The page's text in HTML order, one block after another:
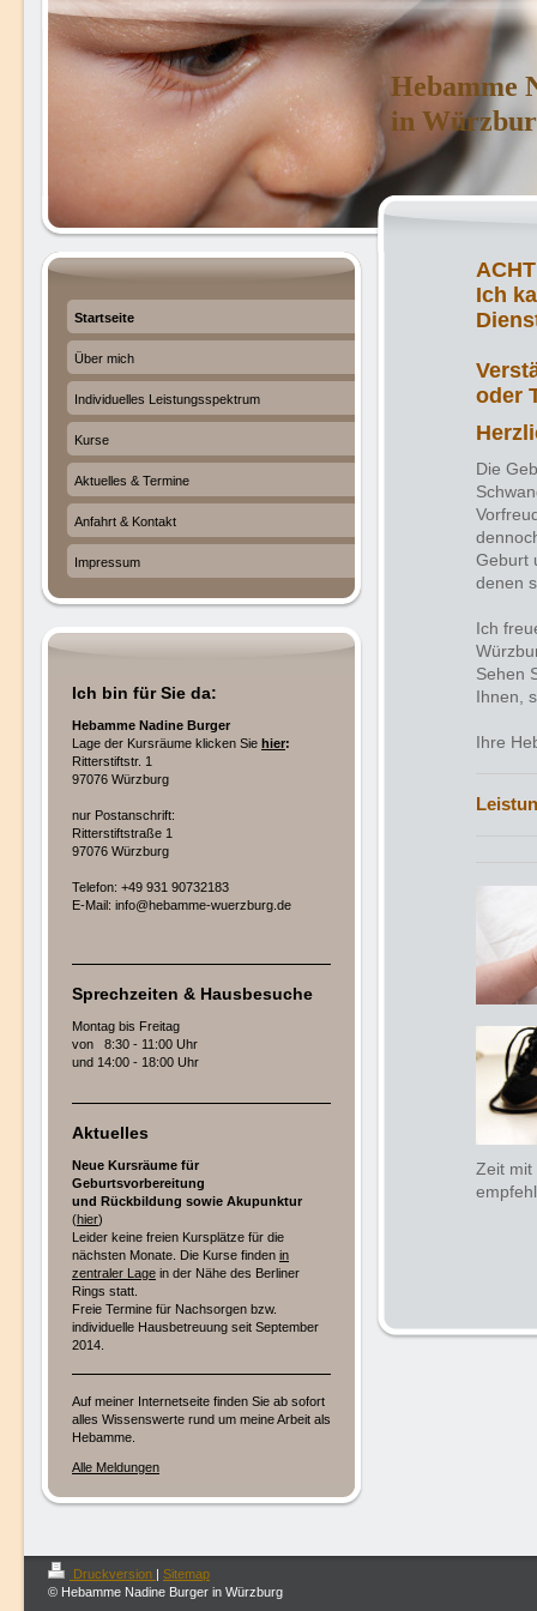
Hebamme Nadine
in
Ich
oder
Die
Geburt
denen
Ich
Sehen
Ihnen,
Ihre
Zeit mit
Startseite
Über mich
Individuelles Leistungsspektrum
Kurse
Aktuelles & Termine
Anfahrt & Kontakt
Impressum
Ich bin für Sie da:
Hebamme Nadine Burger
Lage der Kursräume klicken Sie hier:
Ritterstiftstr. 1
97076 Würzburg
nur Postanschrift:
Ritterstiftstraße 1
97076 Würzburg
Telefon: +49 931 90732183
E-Mail: info@hebamme-wuerzburg.de
Sprechzeiten & Hausbesuche
Montag bis Freitag
von 8:30 - 11:00 Uhr
und 14:00 - 18:00 Uhr
Aktuelles
Neue Kursräume für
Geburtsvorbereitung
und Rückbildung sowie Akupunktur
(hier)
Leider keine freien Kursplätze für die
nächsten Monate. Die Kurse finden in
zentraler Lage in der Nähe des Berliner
Rings statt.
Freie Termine für Nachsorgen bzw.
individuelle Hausbetreuung seit September
2014.
Auf meiner Internetseite finden Sie ab sofort
alles Wissenswerte rund um meine Arbeit als
Hebamme.
Alle Meldungen
Druckversion | Sitemap
© Hebamme Nadine Burger in Würzburg